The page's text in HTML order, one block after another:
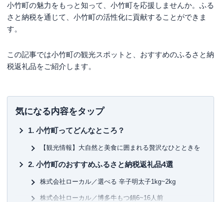
小竹町の魅力をもっと知って、小竹町を応援しませんか。ふる
さと納税を通じて、小竹町の活性化に貢献することができま
す。
この記事では小竹町の観光スポットと、おすすめのふるさと納
税返礼品をご紹介します。
気になる内容をタップ
小竹町ってどんなところ？
【観光情報】大自然と美食に囲まれる贅沢なひとときを
小竹町のおすすめふるさと納税返礼品4選
株式会社ローカル／選べる 辛子明太子1kg~2kg
株式会社ローカル／博多牛もつ鍋6~16人前